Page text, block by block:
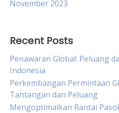
November 2023
Recent Posts
Penawaran Global: Peluang
Indonesia
Perkembangan Permintaan
Tantangan dan Peluang
Mengoptimalkan Rantai